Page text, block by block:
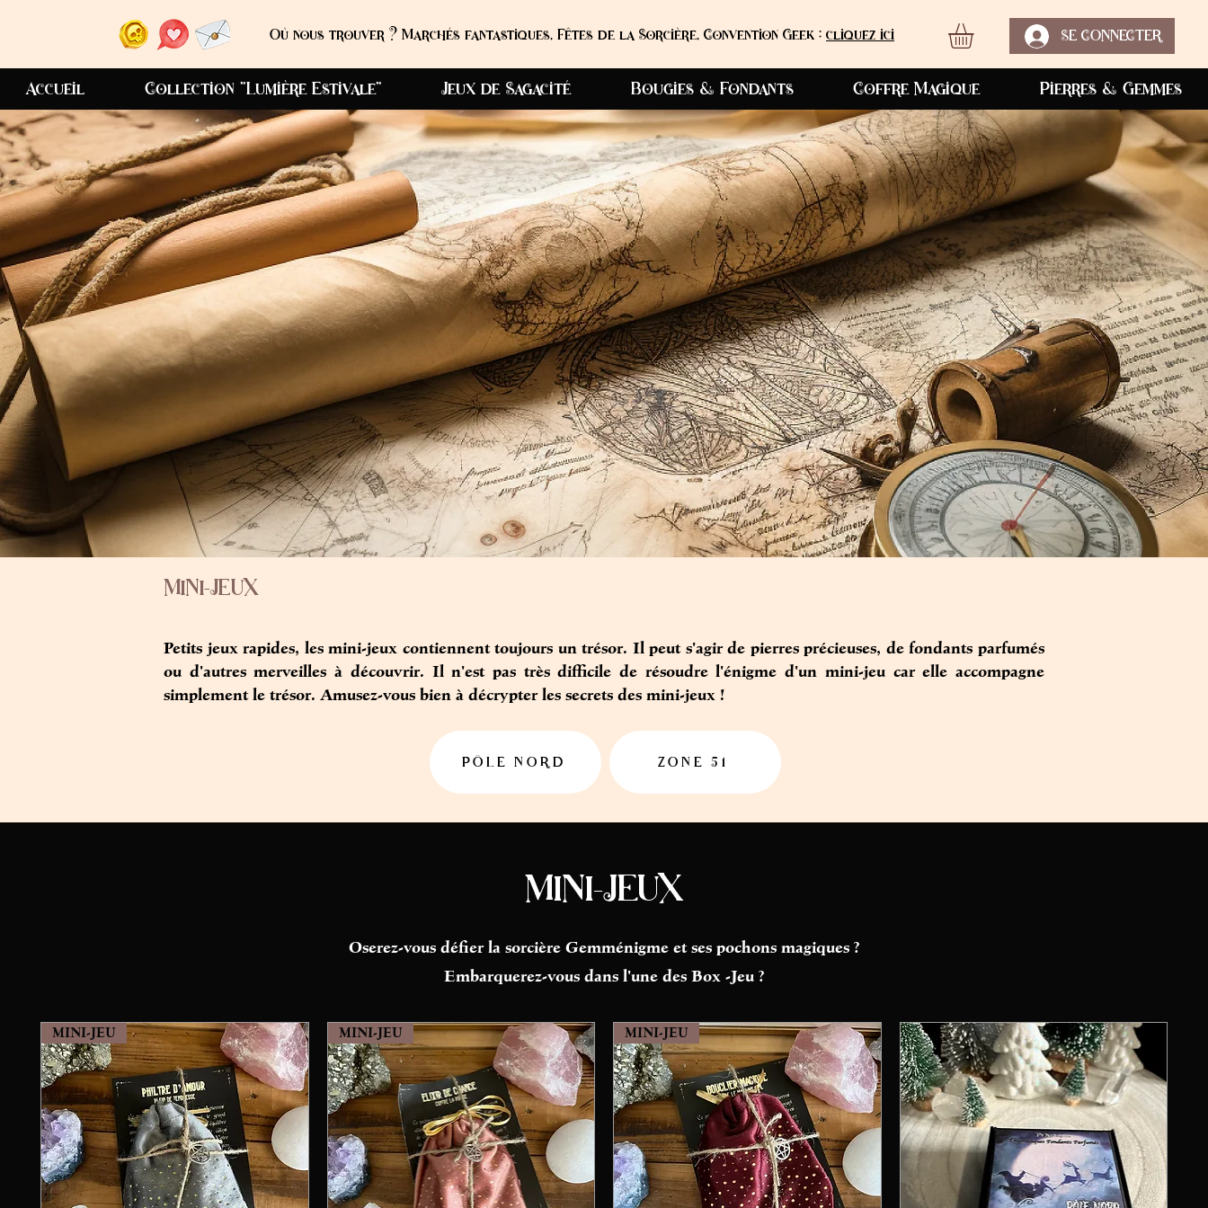
Où nous trouver ? Marchés fantastiques, Fêtes de la Sorcière, Convention Geek : cliquez ici SE CONNECTER
Accueil Collection "Lumière Estivale" Jeux de Sagacité Bougies & Fondants Coffre Magique Pierres & Gemmes
MINI-JEUX
Petits jeux rapides, les mini-jeux contiennent toujours un trésor. Il peut s'agir de pierres précieuses, de fondants parfumés
ou d'autres merveilles à découvrir. Il n'est pas très difficile de résoudre l'énigme d'un mini-jeu car elle accompagne
simplement le trésor. Amusez-vous bien à décrypter les secrets des mini-jeux !
PÔLE NORD ZONE 51
MINI-JEUX
Oserez-vous défier la sorcière Gemménigme et ses pochons magiques ?
Embarquerez-vous dans l'une des Box -Jeu ?
MINI-JEU MINI-JEU MINI-JEU